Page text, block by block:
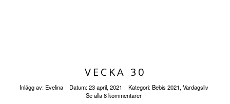
VECKA 30
Inlägg av: Evelina Datum:23 april, 2021 Kategori:Bebis 2021, Vardagsliv
Se alla 8 kommentarer